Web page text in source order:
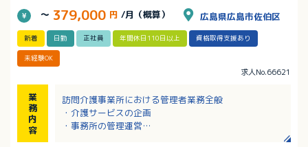
～ 379,000 円 /月（概算） 広島県広島市佐伯区
新着 日勤 正社員 年間休日110日以上 資格取得支援あり
未経験OK
求人No.66621
業
務
内
容
訪問介護事業所における管理者業務全般
・介護サービスの企画
・事務所の管理運営